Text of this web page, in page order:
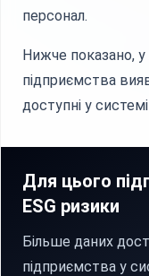
персонал.
Нижче показано,
підприємства
доступні у
Для цього
ESG ризики
Більше даних
підприємства у